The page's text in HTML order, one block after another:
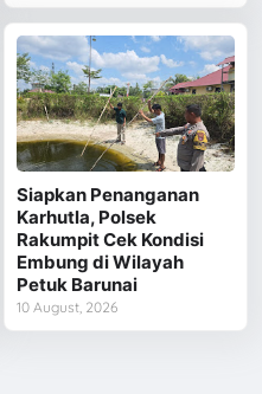
Siapkan Penanganan
Karhutla, Polsek
Rakumpit Cek Kondisi
Embung di Wilayah
Petuk Barunai
10 August, 2026